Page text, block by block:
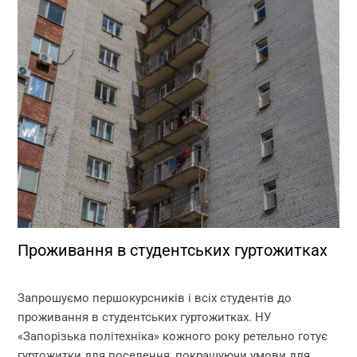
Проживання в студентських гуртожитках
Запрошуємо першокурсників і всіх студентів до
проживання в студентських гуртожитках. НУ
«Запорізька політехніка» кожного року ретельно готує